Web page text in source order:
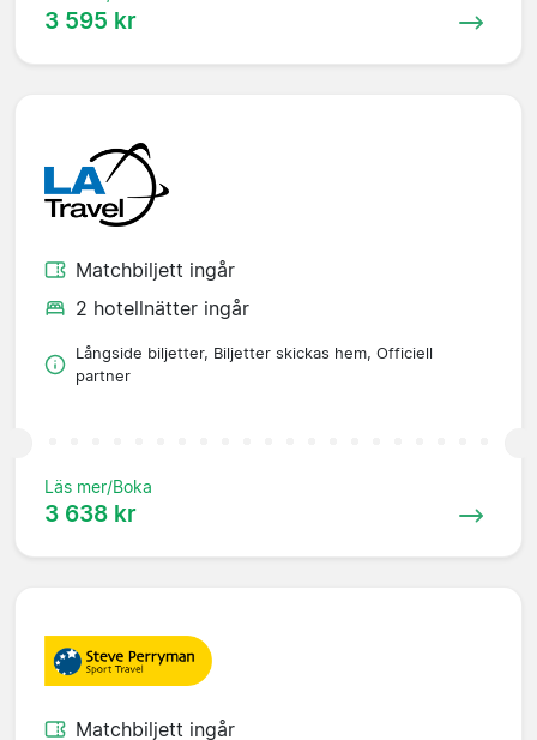
3 595 kr
Matchbiljett ingår
2 hotellnätter ingår
Långside biljetter, Biljetter skickas hem, Officiell
partner
Läs mer/Boka
3 638 kr
Matchbiljett ingår